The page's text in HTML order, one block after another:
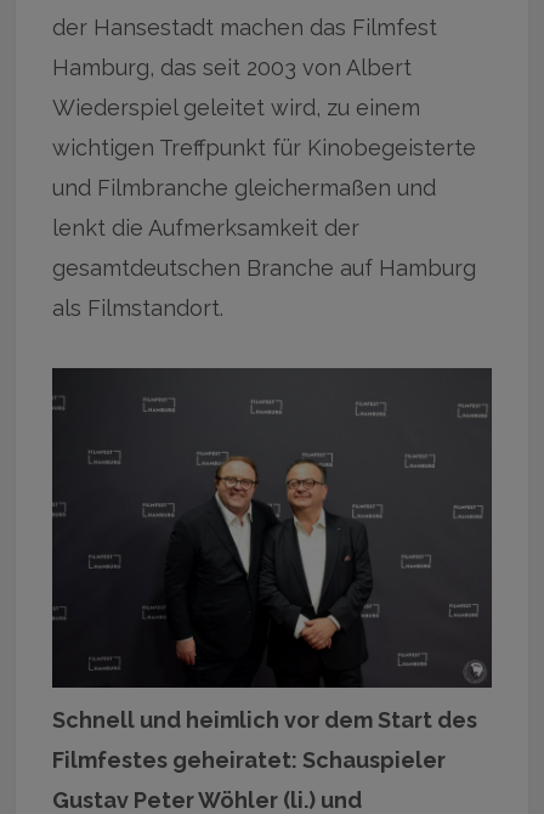
der Hansestadt machen das Filmfest
Hamburg, das seit 2003 von Albert
Wiederspiel geleitet wird, zu einem
wichtigen Treffpunkt für Kinobegeisterte
und Filmbranche gleichermaßen und
lenkt die Aufmerksamkeit der
gesamtdeutschen Branche auf Hamburg
als Filmstandort.
Schnell und heimlich vor dem Start des
Filmfestes geheiratet: Schauspieler
Gustav Peter Wöhler (li.) und